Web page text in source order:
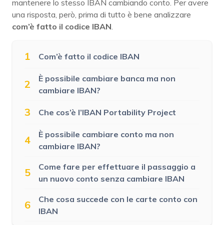
mantenere lo stesso IBAN cambiando conto. Per avere
una risposta, però, prima di tutto è bene analizzare
com’è fatto il codice IBAN
1 Com’è fatto il codice IBAN
2
È possibile cambiare banca ma non
cambiare IBAN?
3 Che cos’è l’IBAN Portability Project
4
È possibile cambiare conto ma non
cambiare IBAN?
5
Come fare per effettuare il passaggio a
un nuovo conto senza cambiare IBAN
6
Che cosa succede con le carte conto con
IBAN